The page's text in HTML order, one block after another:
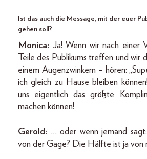
Ist das auch die Message, mit der euer
gehen soll?
Monica: Ja! Wenn wir nach einer
Teile des Publikums treffen und wir
einem Augenzwinkern – hören:
ich gleich zu Hause bleiben
uns eigentlich das größte
machen können!
Gerold: … oder wenn jemand
von der Gage? Die Hälfte ist ja von